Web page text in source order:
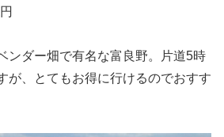
ンダー畑で有名な富良野。片道5時
が、とてもお得に行けるのでおすす